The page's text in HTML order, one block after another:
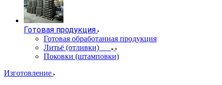
Готовая продукция
Готовая обработанная продукция
Литьё (отливки)
Поковки (штамповки)
Изготовление